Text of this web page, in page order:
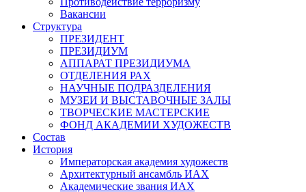
Вакансии
Структура
ПРЕЗИДЕНТ
ПРЕЗИДИУМ
АППАРАТ ПРЕЗИДИУМА
ОТДЕЛЕНИЯ РАХ
НАУЧНЫЕ ПОДРАЗДЕЛЕНИЯ
МУЗЕИ И ВЫСТАВОЧНЫЕ ЗАЛЫ
ТВОРЧЕСКИЕ МАСТЕРСКИЕ
ФОНД АКАДЕМИИ ХУДОЖЕСТВ
Состав
История
Императорская академия художеств
Архитектурный ансамбль ИАХ
Академические звания ИАХ